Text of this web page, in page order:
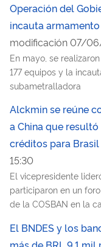
Operación del
incauta
modificación 07/
En mayo, se
177 equipos y la
subametralladora
Alckmin se reúne
a China que
créditos para Brasil
15:30
El vicepresidente
participaron en un
de la COSBAN en la
El BNDES y los